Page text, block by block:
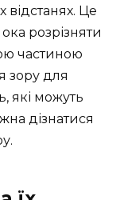
відстанях. Це
розрізняти
частиною
зору для
які можуть
дізнатися